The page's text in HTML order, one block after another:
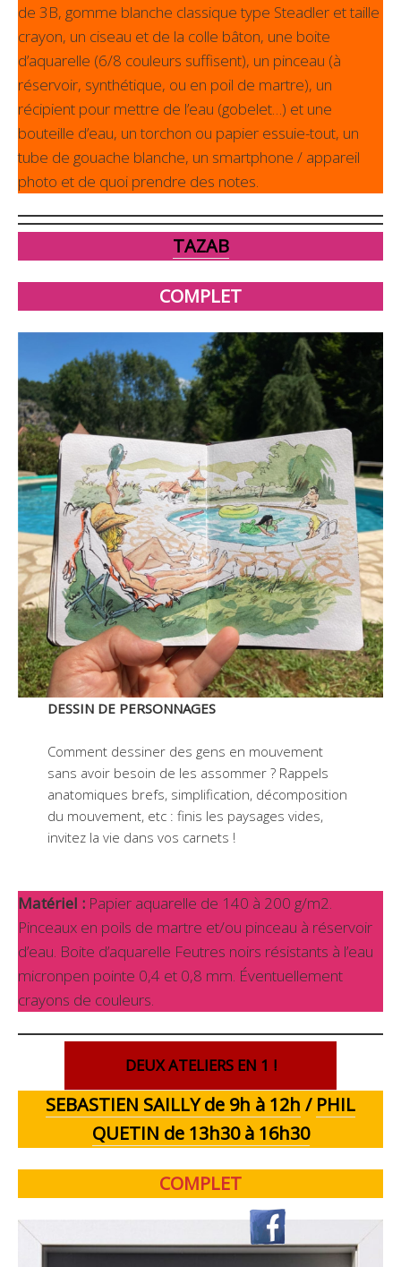
de 3B, gomme blanche classique type Steadler et taille
crayon, un ciseau et de la colle bâton, une boite
d’aquarelle (6/8 couleurs suffisent), un pinceau (à
réservoir, synthétique, ou en poil de martre), un
récipient pour mettre de l’eau (gobelet…) et une
bouteille d’eau, un torchon ou papier essuie-tout, un
tube de gouache blanche, un smartphone / appareil
photo et de quoi prendre des notes.
TAZAB
COMPLET
DESSIN DE PERSONNAGES
Comment dessiner des gens en mouvement
sans avoir besoin de les assommer ? Rappels
anatomiques brefs, simplification, décomposition
du mouvement, etc : finis les paysages vides,
invitez la vie dans vos carnets !
Matériel : Papier aquarelle de 140 à 200 g/m2.
Pinceaux en poils de martre et/ou pinceau à réservoir
d’eau. Boite d’aquarelle Feutres noirs résistants à l’eau
micronpen pointe 0,4 et 0,8 mm. Éventuellement
crayons de couleurs.
DEUX ATELIERS EN 1 !
SEBASTIEN SAILLY de 9h à 12h / PHIL
QUETIN de 13h30 à 16h30
COMPLET